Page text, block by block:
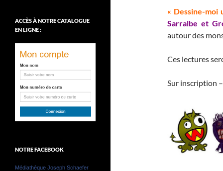
« Dessine-moi
Sarralbe et
autour des
Ces lectures
Sur inscription
ACCÈS À NOTRE CATALOGUE
EN LIGNE :
NOTRE FACEBOOK
Médiathèque Joseph Schaefer